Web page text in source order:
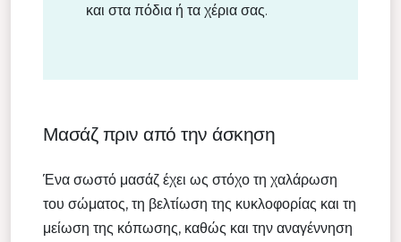
και στα πόδια ή τα χέρια σας.
Μασάζ πριν από την άσκηση
Ένα σωστό μασάζ έχει ως στόχο τη χαλάρωση
του σώματος, τη βελτίωση της κυκλοφορίας και τη
μείωση της κόπωσης, καθώς και την αναγέννηση